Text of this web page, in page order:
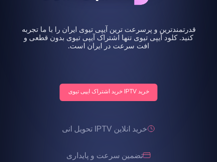
قدرتمندترین و پرسرعت ترین آیپی تیوی ایران را با ما تجربه
کنید. کلود آیپی تیوی تنها اشتراک آیپی تیوی بدون قطعی و
افت سرعت در ایران است.
خرید IPTV خرید اشتراک ایپی تیوی
خرید انلاین IPTV تحویل انی
تضمین سرعت و پایداری